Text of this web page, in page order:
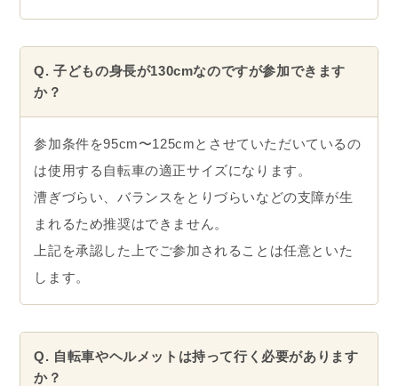
Q. 子どもの身長が130cmなのですが参加できます
か？
参加条件を95cm〜125cmとさせていただいているの
は使用する自転車の適正サイズになります。
漕ぎづらい、バランスをとりづらいなどの支障が生
まれるため推奨はできません。
上記を承認した上でご参加されることは任意といた
します。
Q. 自転車やヘルメットは持って行く必要があります
か？